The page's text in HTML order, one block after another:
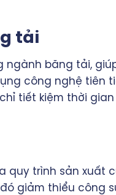
tải
ngành băng tải,
công nghệ tiên
tiết kiệm thời
trình sản xuất
giảm thiểu công